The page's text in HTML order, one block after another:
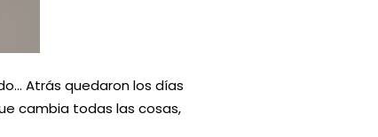
Atrás quedaron los días
cambia todas las cosas,